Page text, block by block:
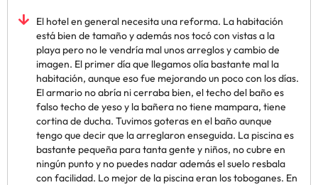
El hotel en general necesita una reforma. La habitación
está bien de tamaño y además nos tocó con vistas a la
playa pero no le vendría mal unos arreglos y cambio de
imagen. El primer día que llegamos olía bastante mal la
habitación, aunque eso fue mejorando un poco con los días.
El armario no abría ni cerraba bien, el techo del baño es
falso techo de yeso y la bañera no tiene mampara, tiene
cortina de ducha. Tuvimos goteras en el baño aunque
tengo que decir que la arreglaron enseguida. La piscina es
bastante pequeña para tanta gente y niños, no cubre en
ningún punto y no puedes nadar además el suelo resbala
con facilidad. Lo mejor de la piscina eran los toboganes. En